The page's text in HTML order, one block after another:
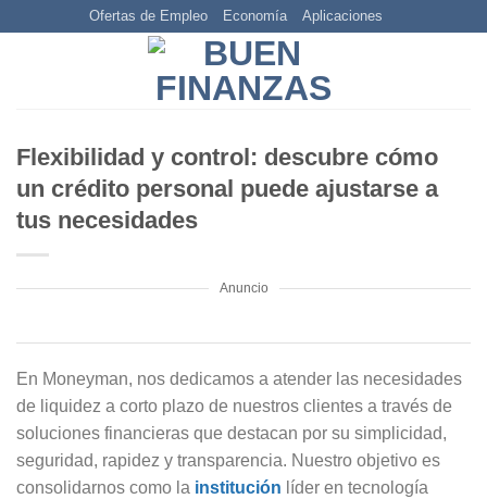
Ofertas de Empleo Economía Aplicaciones
Flexibilidad y control: descubre cómo
un crédito personal puede ajustarse a
tus necesidades
Anuncio
En Moneyman, nos dedicamos a atender las necesidades
de liquidez a corto plazo de nuestros clientes a través de
soluciones financieras que destacan por su simplicidad,
seguridad, rapidez y transparencia. Nuestro objetivo es
consolidarnos como la institución líder en tecnología